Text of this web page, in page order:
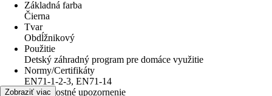
Základná farba
Čierna
Tvar
Obdĺžnikový
Použitie
Detský záhradný program pre domáce využitie
Normy/Certifikáty
EN71-1-2-3, EN71-14
bezpečnostné upozornenie
Zobraziť viac